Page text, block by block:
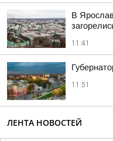
В
11:41
11:51
ЛЕНТА НОВОСТЕЙ